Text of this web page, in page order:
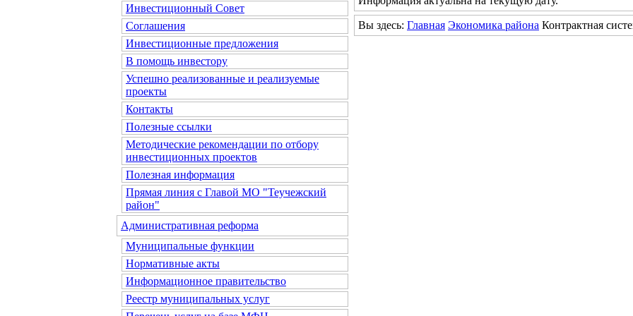
Инвестиционный Совет
Соглашения
Инвестиционные предложения
В помощь инвестору
Успешно реализованные и реализуемые
проекты
Контакты
Полезные ссылки
Методические рекомендации по отбору
инвестиционных проектов
Полезная информация
Прямая линия с Главой МО "Теучежский
район"
Административная реформа
Муниципальные функции
Нормативные акты
Информационное правительство
Реестр муниципальных услуг
Вы здесь: Главная Экономика района Контрактная